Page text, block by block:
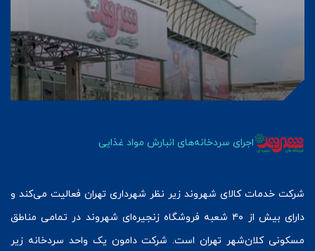
اجرای سردخانه‌های انبارش مواد غذایی
شرکت خدمات کالای شهروند زیر نظر شهرداری تهران فعالیت می‌کند و
دارای بیش از ۴۰ شعبه فروشگاه زنجیره‌ای شهروند در تمامی مناطق
مسکونی کلان‌شهر تهران است. شرکت دامون یک واحد سردخانه زیر